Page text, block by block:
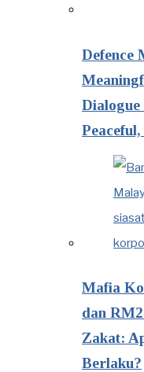
Defence
Dialogue
Mafia
dan
Zakat:
Berlaku?